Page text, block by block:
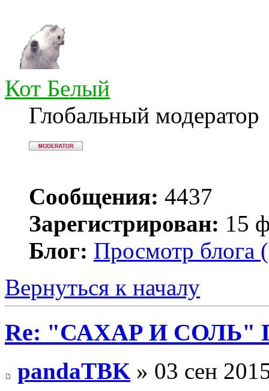
Кот Белый
Глобальный модератор
Сообщения: 4437
Зарегистрирован: 15
Блог: Просмотр блога
Вернуться к началу
Re: "САХАР И СОЛЬ"
pandaTBK » 03 сен